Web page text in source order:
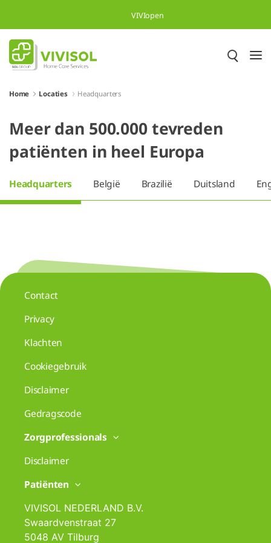
VIVIopen
Home Locaties Headquarters
Meer dan 500.000 tevreden
patiënten in heel Europa
Headquarters België Brazilië Duitsland
Contact
Privacy
Klachten
Cookiegebruik
Disclaimer
Gedragscode
Zorgprofessionals
Disclaimer
Patiënten
VIVISOL NEDERLAND B.V.
Swaardvenstraat 27
5048 AV Tilburg